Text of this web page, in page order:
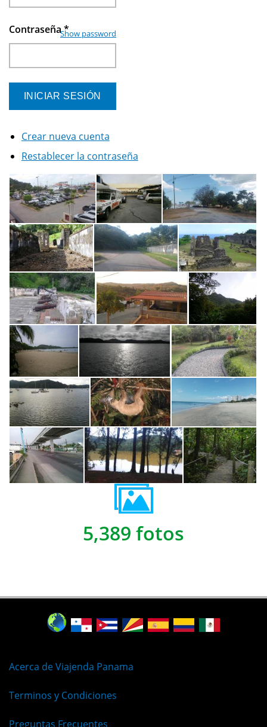
Contraseña*
Show password
Crear nueva cuenta
Restablecer la contraseña
5,389 fotos
Acerca de Viajenda Panama
Terminos y Condiciones
Preguntas Frecuentes